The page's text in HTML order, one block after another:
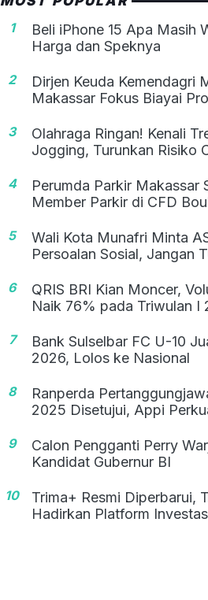
1
Beli iPhone 15 Apa Masih
Harga dan Speknya
2
Dirjen Keuda Kemendagri
Makassar Fokus Biayai
3
Olahraga Ringan! Kenali
Jogging, Turunkan Risiko
4
Perumda Parkir Makassar
Member Parkir di CFD
5
Wali Kota Munafri Minta
Persoalan Sosial, Jangan
6
QRIS BRI Kian Moncer,
Naik 76% pada Triwulan I
7
Bank Sulselbar FC U-10
2026, Lolos ke Nasional
8
Ranperda
2025 Disetujui, Appi
9
Calon Pengganti Perry
Kandidat Gubernur BI
10
Trima+ Resmi Diperbarui,
Hadirkan Platform